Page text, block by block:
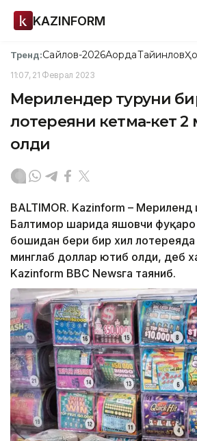
KAZINFORM
Тренд:Сайлов-2026АқордаТайинлов
11:07, 21 Феврал 2023
Мерилендер турғуни
лотереяни кетма-кет 2
олди
BALTIMOR. Kazinform – Мериленд
Балтимор шаҳрида яшовчи
бошидан бери бир хил лотереяда
минглаб доллар ютиб олди, деб
Kazinform BBC Newsга таяниб.